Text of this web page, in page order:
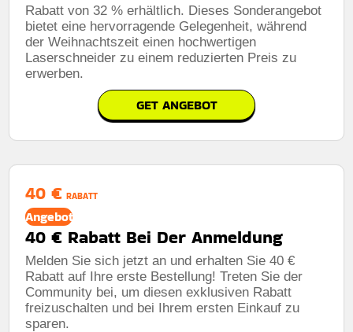
Rabatt von 32 % erhältlich. Dieses Sonderangebot
bietet eine hervorragende Gelegenheit, während
der Weihnachtszeit einen hochwertigen
Laserschneider zu einem reduzierten Preis zu
erwerben.
GET ANGEBOT
40 € RABATT
Angebot
40 € Rabatt Bei Der Anmeldung
Melden Sie sich jetzt an und erhalten Sie 40 €
Rabatt auf Ihre erste Bestellung! Treten Sie der
Community bei, um diesen exklusiven Rabatt
freizuschalten und bei Ihrem ersten Einkauf zu
sparen.